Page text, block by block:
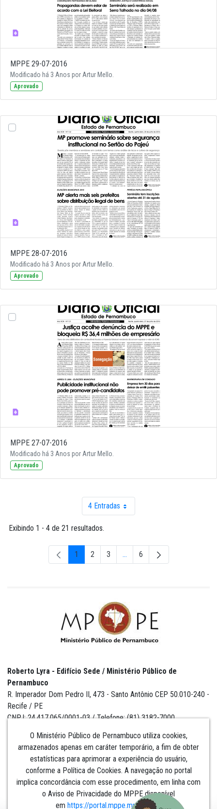
MPPE 29-07-2016
Modificado há 3 Anos por Artur Mello.
Aprovado
MPPE 28-07-2016
Modificado há 3 Anos por Artur Mello.
Aprovado
MPPE 27-07-2016
Modificado há 3 Anos por Artur Mello.
Aprovado
4 EntradasPor página
Exibindo 1 - 4 de 21 resultados.
Página
1 Página
2 Página
3 ...Páginas intermediárias Usar
Página
6
O Ministério Público de Pernambuco utiliza cookies,
armazenados apenas em caráter temporário, a fim de obter
estatísticas para aprimorar a experiência do usuário,
conforme a Política de Cookies. A navegação no portal
implica concordância com esse procedimento, em linha com
o Aviso de Privacidade do MPPE disponível
em https://portal.mppe.mp.br/lgpd.​​​​​​​
Roberto Lyra - Edifício Sede / Ministério Público de
Pernambuco
R. Imperador Dom Pedro II, 473 - Santo Antônio CEP 50.010-240 -
Recife / PE
CNPJ: 24.417.065/0001-03 / Telefone: (81) 3182-7000
Institucional
Comunicação